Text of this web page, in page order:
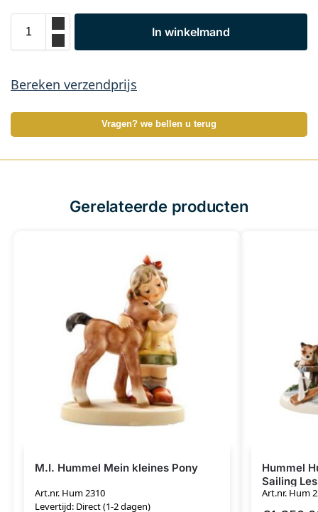
In winkelmand
Bereken verzendprijs
Vragen? we bellen u terug
Gerelateerde producten
M.I. Hummel Mein kleines Pony
Art.nr. Hum 2310
Levertijd: Direct (1-2 dagen)
Hummel
Sailing
Art.nr. Hum